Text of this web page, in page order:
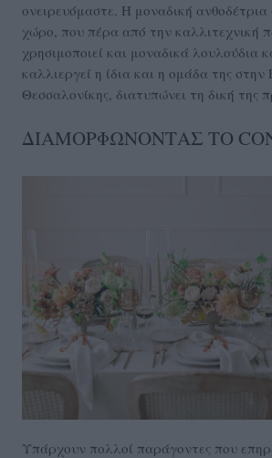
ονειρευόμαστε. Η μοναδική ανθοδέτρια
χώρο, που πέρα από την καλλιτεχνική
χρησιμοποιεί και μοναδικά λουλούδια
καλλιεργεί η ίδια και η ομάδα της
Θεσσαλονίκης, διατυπώνει τη δική της
ΔΙΑΜΟΡΦΩΝΟΝΤΑΣ ΤΟ
Υπάρχουν πολλοί παράγοντες που